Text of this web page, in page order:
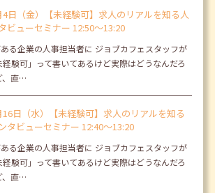
4日（金）【未経験可】求人のリアルを知る人
ビューセミナー 12:50～13:20
る企業の人事担当者に ジョブカフェスタッフが
験可」って書いてあるけど実際はどうなんだろ
、直…
16日（水）【未経験可】求人のリアルを知る
タビューセミナー 12:40～13:20
る企業の人事担当者に ジョブカフェスタッフが
験可」って書いてあるけど実際はどうなんだろ
、直…